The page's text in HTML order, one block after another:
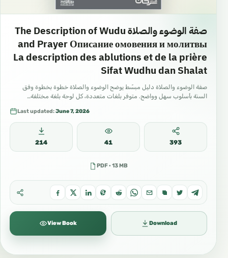
صفة الوضوء والصلاة The Description of Wudu
and Prayer Описание омовения и молитвы
La description des ablutions et de la prière
Sifat Wudhu dan Shalat
صفة الوضوء والصلاة دليل مبسّط يوضح الوضوء والصلاة خطوة بخطوة وفق
السنة بأسلوب سهل وواضح. متوفر بلغات متعددة، كل لوحة بلغة مختلفة…
Last updated:June 7, 2026
214 41 393
PDF · 13 MB
View Book Download